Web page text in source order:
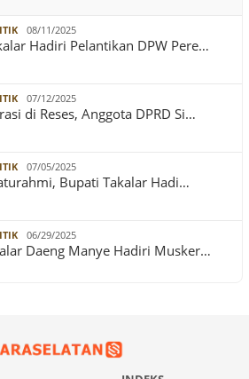
08/11/2025
Hadiri Pelantikan DPW Pere…
07/12/2025
di Reses, Anggota DPRD Si…
07/05/2025
Bupati Takalar Hadi…
06/29/2025
Daeng Manye Hadiri Musker…